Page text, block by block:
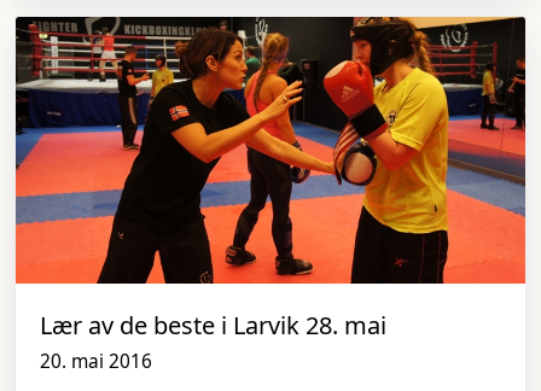
Lær av de beste i Larvik 28. mai
20. mai 2016